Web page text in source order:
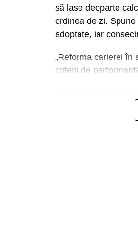
Un SMS autentic
• numărul de
să lase deoparte
ordinea de zi.
adoptate, iar
„Reforma carierei în
criterii de
combată evaziunea
poveri pe